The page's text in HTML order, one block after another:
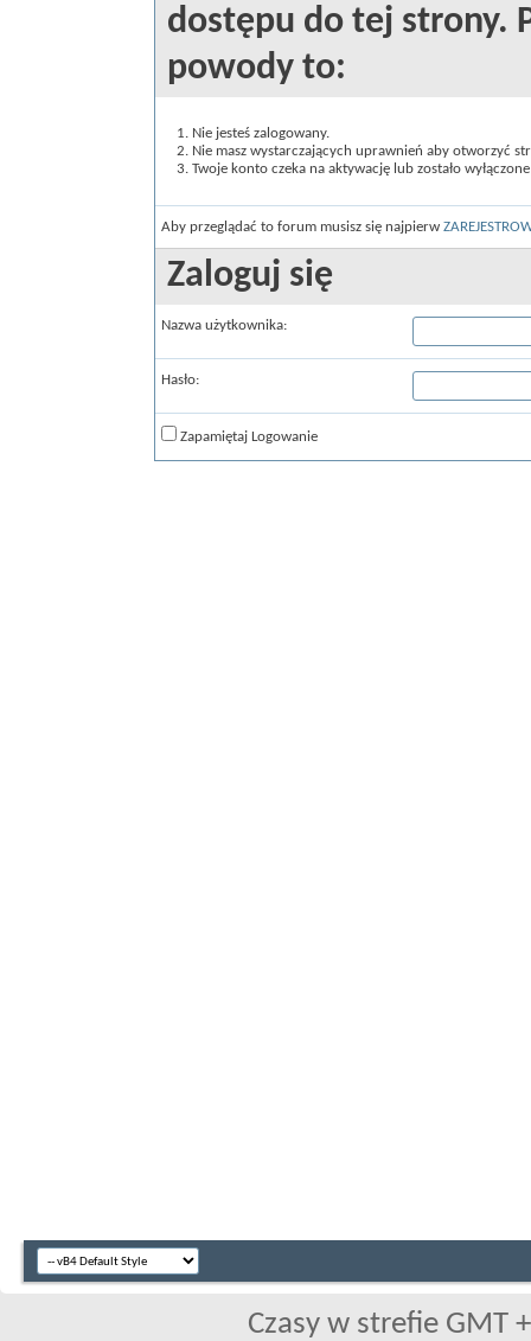
dostępu do tej strony.
powody to:
Nie jesteś zalogowany.
Nie masz wystarczających uprawnień aby otworzyć
Twoje konto czeka na aktywację lub zostało
Aby przeglądać to forum musisz się najpierw
Zaloguj się
Nazwa użytkownika:
Hasło:
Zapamiętaj Logowanie
Czasy w strefie GMT